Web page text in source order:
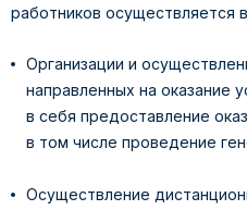
работников осуществляется
Организации и
направленных на оказание
в себя предоставление
в том числе проведение
Осуществление